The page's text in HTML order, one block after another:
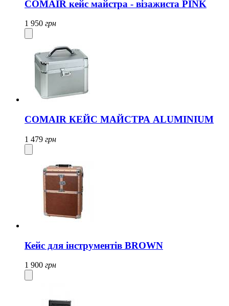
COMAIR кейс майстра - візажиста PINK
1 950 грн
COMAIR КЕЙС МАЙСТРА ALUMINIUM
1 479 грн
Кейс для інструментів BROWN
1 900 грн